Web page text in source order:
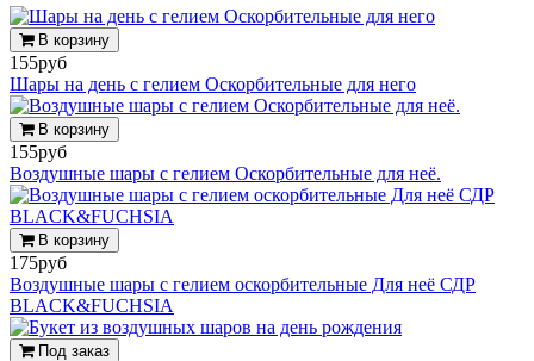
В корзину
155руб
Шары на день с гелием Оскорбительные для него
В корзину
155руб
Воздушные шары с гелием Оскорбительные для неё.
В корзину
175руб
Воздушные шары с гелием оскорбительные Для неё СДР
BLACK&FUCHSIA
Под заказ